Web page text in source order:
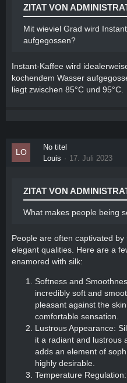
ZITAT VON
Mit wieviel Grad wird
aufgegossen?
Instant-Kaffee wird
kochendem Wasser
liegt zwischen 85°C und 95°C.
No titel
Louis
17. Juli 2023
ZITAT VON
What makes people being
People are often captivated
elegant qualities. Here are a
enamored with silk:
Softness and
incredibly soft and
pleasant against the
comfortable sensation.
Lustrous Appearance:
it a radiant and lustrous
adds an element of
highly desirable.
Temperature